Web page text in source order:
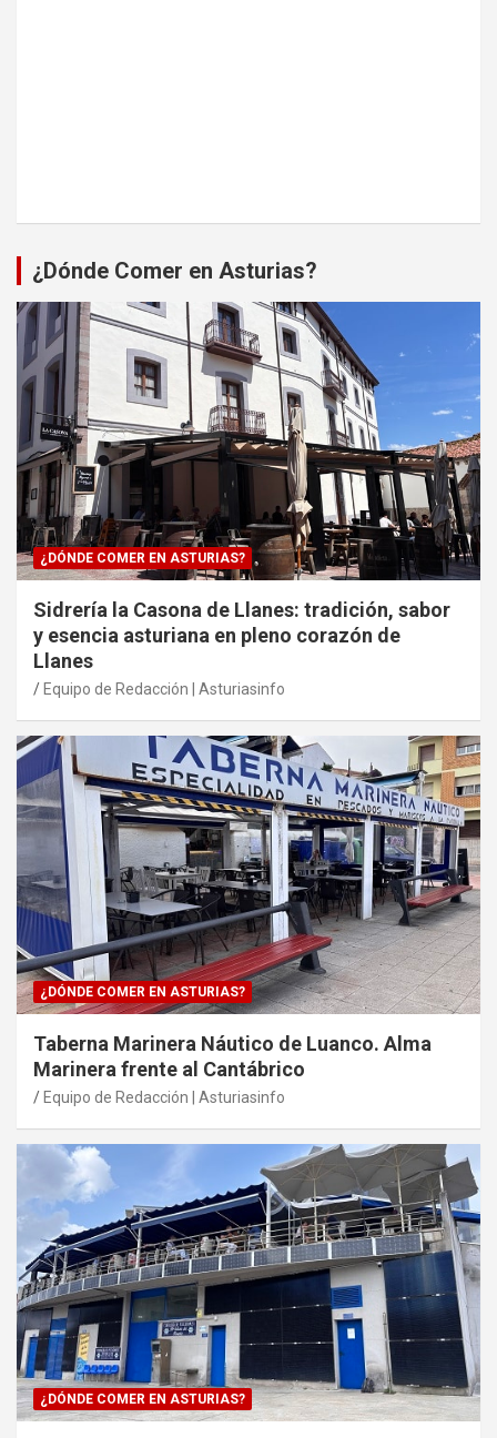
¿Dónde Comer en Asturias?
¿DÓNDE COMER EN ASTURIAS?
Sidrería la Casona de Llanes: tradición, sabor
y esencia asturiana en pleno corazón de
Llanes
Equipo de Redacción | Asturiasinfo
¿DÓNDE COMER EN ASTURIAS?
Taberna Marinera Náutico de Luanco. Alma
Marinera frente al Cantábrico
Equipo de Redacción | Asturiasinfo
¿DÓNDE COMER EN ASTURIAS?